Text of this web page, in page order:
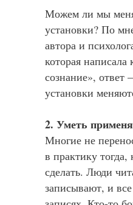
Можем ли мы
установки? По
автора и
которая написала
сознание»,
установки
2. Уметь
Многие не
в практику тогда,
сделать. Люди
записывают, и все